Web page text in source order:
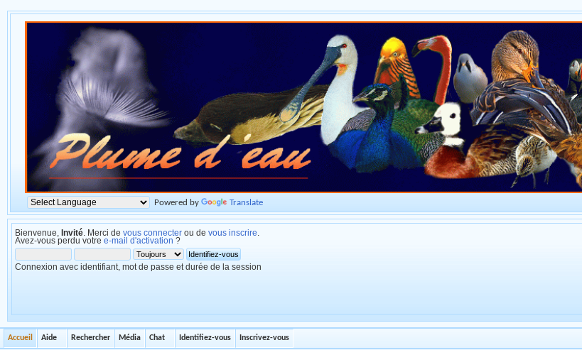
Powered by Translate
Bienvenue, Invité . Merci de vous connecter ou de vous inscrire
Avez-vous perdu votre e-mail d'activation ?
Connexion avec identifiant, mot de passe et durée de la session
Accueil Aide Rechercher Média Chat Identifiez-vous Inscrivez-vous